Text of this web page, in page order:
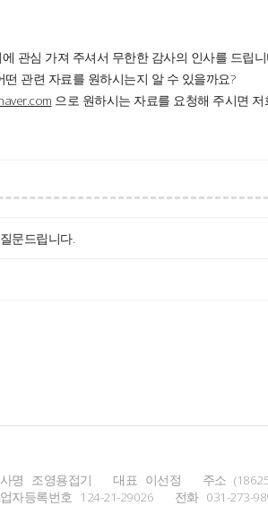
관심 가져 주셔서 무한한 감사의 인사를 드립
관련 자료를 원하시는지 알 수 있을까요?
으로 원하시는 자료를 요청해 주시면
문드립니다.
명 조영용접기 대표 이선정 주소
자등록번호 124-21-29026 전화 031-273-